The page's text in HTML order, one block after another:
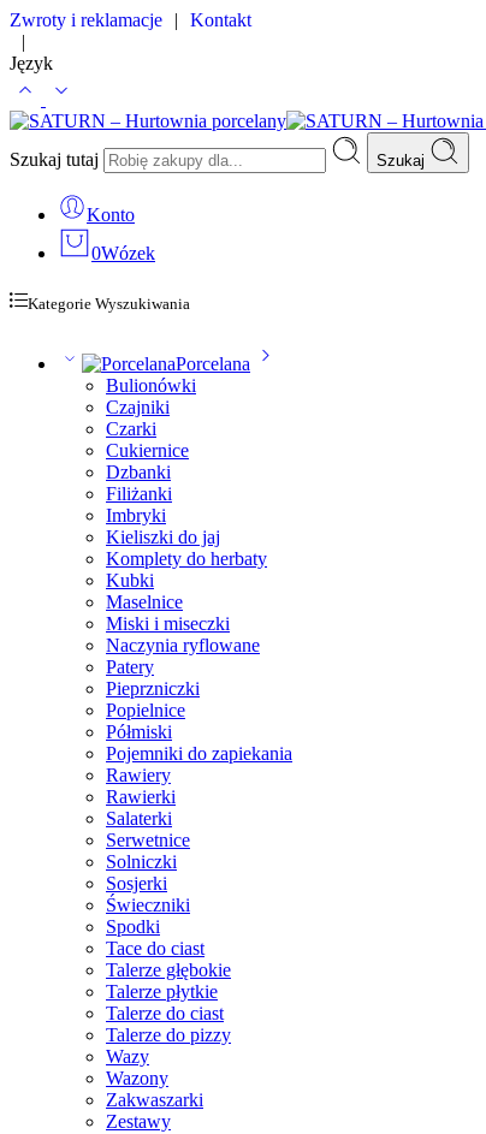
Zwroty i reklamacje |
Kontakt
|
Język
Szukaj tutaj Szukaj
Konto
0Wózek
Kategorie Wyszukiwania
Porcelana
Bulionówki
Czajniki
Czarki
Cukiernice
Dzbanki
Filiżanki
Imbryki
Kieliszki do jaj
Komplety do herbaty
Kubki
Maselnice
Miski i miseczki
Naczynia ryflowane
Patery
Pieprzniczki
Popielnice
Półmiski
Pojemniki do zapiekania
Rawiery
Rawierki
Salaterki
Serwetnice
Solniczki
Sosjerki
Świeczniki
Spodki
Tace do ciast
Talerze głębokie
Talerze płytkie
Talerze do ciast
Talerze do pizzy
Wazy
Wazony
Zakwaszarki
Zestawy